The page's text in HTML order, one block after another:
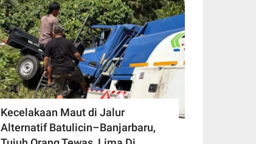
Kecelakaan Maut di Jalur
Alternatif Batulicin–Banjarbaru,